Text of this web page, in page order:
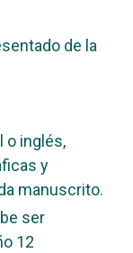
de la
o inglés,
y
manuscrito.
ser
12